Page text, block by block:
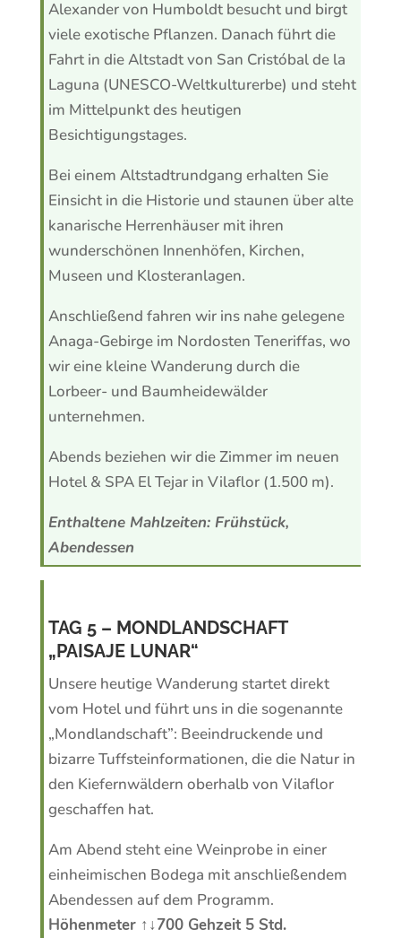
Alexander von Humboldt besucht und birgt
viele exotische Pflanzen. Danach führt die
Fahrt in die Altstadt von San Cristóbal de la
Laguna (UNESCO-Weltkulturerbe) und steht
im Mittelpunkt des heutigen
Besichtigungstages.
Bei einem Altstadtrundgang erhalten Sie
Einsicht in die Historie und staunen über alte
kanarische Herrenhäuser mit ihren
wunderschönen Innenhöfen, Kirchen,
Museen und Klosteranlagen.
Anschließend fahren wir ins nahe gelegene
Anaga-Gebirge im Nordosten Teneriffas, wo
wir eine kleine Wanderung durch die
Lorbeer- und Baumheidewälder
unternehmen.
Abends beziehen wir die Zimmer im neuen
Hotel & SPA El Tejar in Vilaflor (1.500 m).
Enthaltene Mahlzeiten: Frühstück,
Abendessen
TAG 5 – MONDLANDSCHAFT
„PAISAJE LUNAR“
Unsere heutige Wanderung startet direkt
vom Hotel und führt uns in die sogenannte
„Mondlandschaft”: Beeindruckende und
bizarre Tuffsteinformationen, die die Natur in
den Kiefernwäldern oberhalb von Vilaflor
geschaffen hat.
Am Abend steht eine Weinprobe in einer
einheimischen Bodega mit anschließendem
Abendessen auf dem Programm.
Höhenmeter ↑↓700 Gehzeit 5 Std.